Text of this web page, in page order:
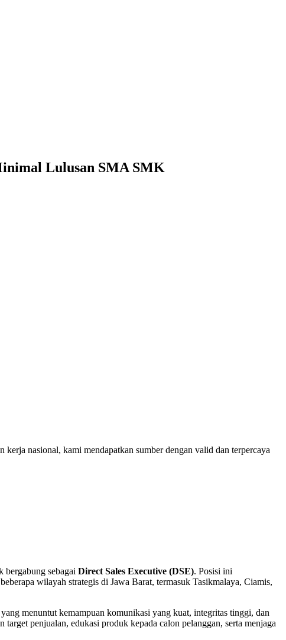
Lulusan SMA SMK
nasional, kami mendapatkan sumber dengan valid dan terpercaya
sebagai Direct Sales Executive (DSE). Posisi ini
wilayah strategis di Jawa Barat, termasuk Tasikmalaya, Ciamis,
menuntut kemampuan komunikasi yang kuat, integritas tinggi, dan
penjualan, edukasi produk kepada calon pelanggan, serta menjaga